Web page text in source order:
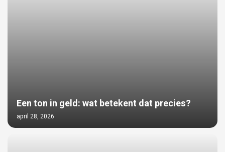
Een ton in geld: wat betekent dat precies?
april 28, 2026